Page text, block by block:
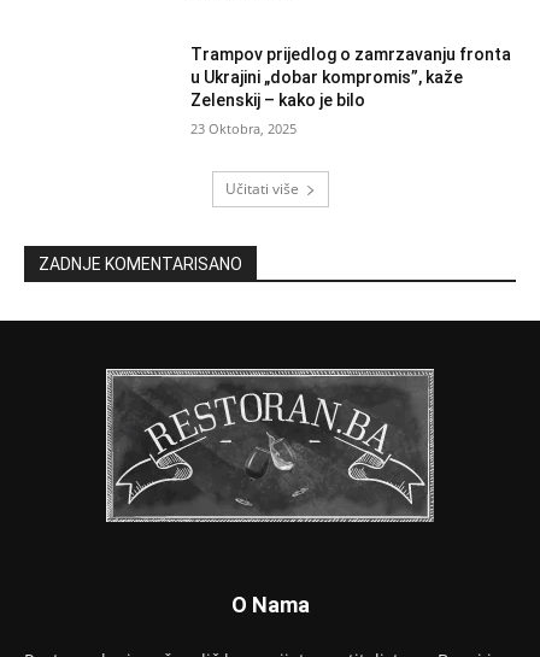
Trampov prijedlog o zamrzavanju fronta
u Ukrajini „dobar kompromis”, kaže
Zelenskij – kako je bilo
23 Oktobra, 2025
Učitati više
ZADNJE KOMENTARISANO
O Nama